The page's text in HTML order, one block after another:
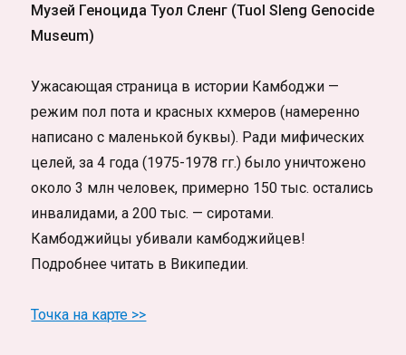
Музей Геноцида Туол Сленг (Tuol Sleng Genocide
Museum)
Ужасающая страница в истории Камбоджи —
режим пол пота и красных кхмеров (намеренно
написано с маленькой буквы). Ради мифических
целей, за 4 года (1975-1978 гг.) было уничтожено
около 3 млн человек, примерно 150 тыс. остались
инвалидами, а 200 тыс. — сиротами.
Камбоджийцы убивали камбоджийцев!
Подробнее читать в Википедии.
Точка на карте >>